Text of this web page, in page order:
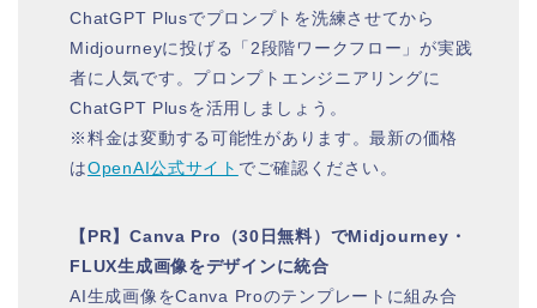
ChatGPT Plusでプロンプトを洗練させてから
Midjourneyに投げる「2段階ワークフロー」が実践
者に人気です。プロンプトエンジニアリングに
ChatGPT Plusを活用しましょう。
※料金は変動する可能性があります。最新の価格
はOpenAI公式サイト でご確認ください。
【PR】Canva Pro（30日無料）でMidjourney・
FLUX生成画像をデザインに統合
AI生成画像をCanva Proのテンプレートに組み合